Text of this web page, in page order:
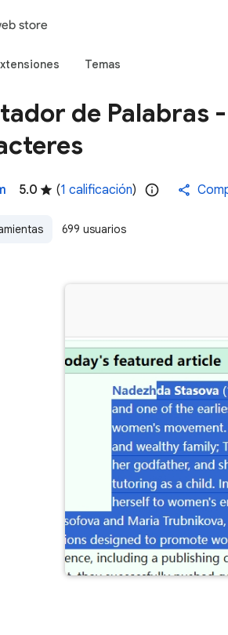
store
Temas
de Palabras
5.0 (1 calificación)
699 usuarios